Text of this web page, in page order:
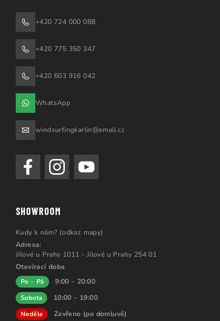
+420 724 000 088
+420 775 350 347
+420 603 916 042
WhatsApp
windsurfingkarlin@email.cz
SHOWROOM
Kudy k nám? (odkaz mapy)
Adresa:
Jílové u Prahy 1011 - Jílové u Prahy 254 01
Otevírací doba
Po – Pá 9:00 – 20:00
Sobota 10:00 – 19:00
Neděle Zavřeno (po domluvě)